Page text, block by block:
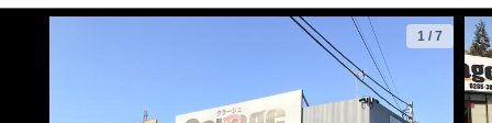
1 / 7